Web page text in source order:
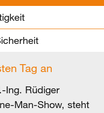
Tag an
Ing. Rüdiger
Man-Show, steht